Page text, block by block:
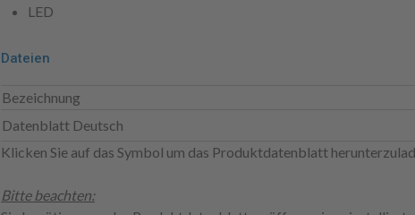
LED
Dateien
Bezeichnung
Datenblatt Deutsch
Klicken Sie auf das Symbol um das Produktdatenblatt
Bitte beachten: